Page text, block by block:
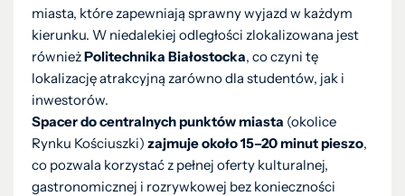
miasta, które zapewniają sprawny wyjazd w każdym
kierunku. W niedalekiej odległości zlokalizowana jest
równieżPolitechnika Białostocka, co czyni tę
lokalizację atrakcyjną zarówno dla studentów, jak i
inwestorów.
Spacer do centralnych punktów miasta (okolice
Rynku Kościuszki) zajmuje około 15–20 minut pieszo,
co pozwala korzystać z pełnej oferty kulturalnej,
gastronomicznej i rozrywkowej bez konieczności